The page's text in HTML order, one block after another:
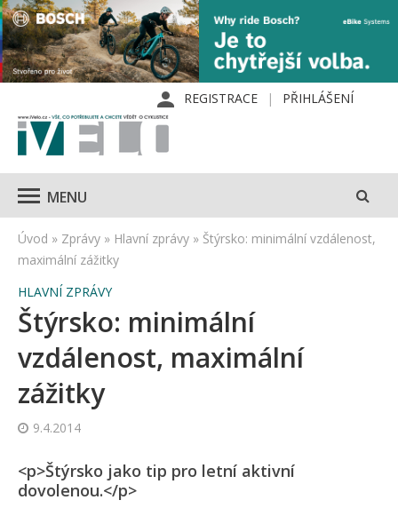
REGISTRACE PŘIHLÁŠENÍ
MENU
Úvod » Zprávy » Hlavní zprávy » Štýrsko: minimální vzdálenost,
maximální zážitky
HLAVNÍ ZPRÁVY
Štýrsko: minimální
vzdálenost, maximální
zážitky
9.4.2014
<p>Štýrsko jako tip pro letní aktivní
dovolenou.</p>